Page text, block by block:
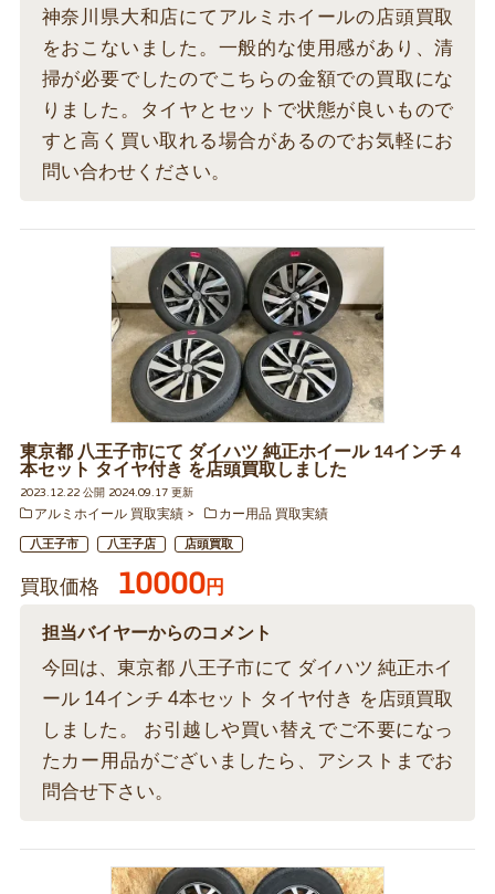
神奈川県大和店にてアルミホイールの店頭買取
をおこないました。一般的な使用感があり、清
掃が必要でしたのでこちらの金額での買取にな
りました。タイヤとセットで状態が良いもので
すと高く買い取れる場合があるのでお気軽にお
問い合わせください。
東京都 八王子市にて ダイハツ 純正ホイール 14インチ 4
本セット タイヤ付き を店頭買取しました
2023.12.22 公開 2024.09.17 更新
アルミホイール 買取実績
カー用品 買取実績
八王子市 八王子店 店頭買取
買取価格 10000円
担当バイヤーからのコメント
今回は、東京都 八王子市にて ダイハツ 純正ホイ
ール 14インチ 4本セット タイヤ付き を店頭買取
しました。 お引越しや買い替えでご不要になっ
たカー用品がございましたら、アシストまでお
問合せ下さい。